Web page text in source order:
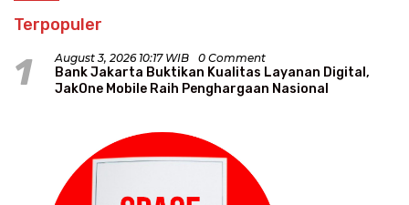
Terpopuler
1 August 3, 2026 10:17 WIB 0 Comment
Bank Jakarta Buktikan Kualitas Layanan Digital,
JakOne Mobile Raih Penghargaan Nasional